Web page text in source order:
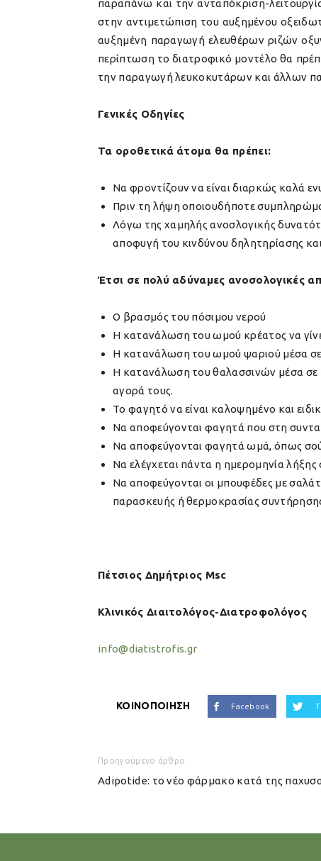
παραπάνω και την ανταπόκριση-
στην αντιμετώπιση του αυξημένου
αυξημένη παραγωγή ελευθέρων ριζών
περίπτωση το διατροφικό μοντέλο θα
την παραγωγή λευκοκυτάρων και άλλων
Γενικές Οδηγίες
Τα οροθετικά άτομα θα πρέπει:
Να φροντίζουν να είναι διαρκώς καλά
Πριν τη λήψη οποιουδήποτε
Λόγω της χαμηλής ανοσλογικής
αποφυγή του κινδύνου δηλητηρίασης
Έτσι σε πολύ αδύναμες ανοσολογικές
Ο βρασμός του πόσιμου νερού
Η κατανάλωση του ωμού κρέατος να
Η κατανάλωση του ωμού ψαριού μέσα
Η κατανάλωση του θαλασσινών μέσα σε
αγορά τους.
Το φαγητό να είναι καλοψημένο και
Να αποφεύγονται φαγητά που στη
Να αποφεύγονται φαγητά ωμά, όπως
Να ελέγχεται πάντα η ημερομηνία
Να αποφεύγονται οι μπουφέδες με
παρασκευής ή θερμοκρασίας
Πέτσιος Δημήτριος Msc
Κλινικός Διαιτολόγος-Διατροφολόγος
info@diatistrofis.gr
ΚΟΙΝΟΠΟΙΗΣΗ Facebook
Προηγούμενο άρθρο
Adipotide: το νέο φάρμακο κατά της